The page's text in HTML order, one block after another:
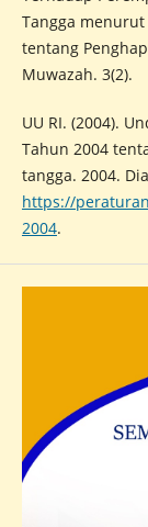
Tangga
tentang
Muwazah. 3(2).
UU RI. (2004).
Tahun 2004
tangga. 2004.
https://
2004.